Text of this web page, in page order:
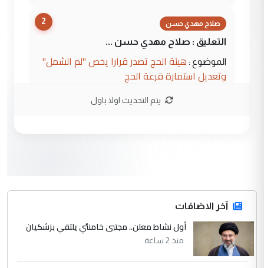
2 صلاح مهدي حسن
التعليق : صلاح مهدي حسن ...
الموضوع : هيئة الحج تصدر قرارا يخص "لم الشمل"
وتعديل استمارة قرعة الحج
المشترك لا تستهدف أية دولة ومفتوحة لانضمام
الدول الشقيقة
4 يوسف غزوان عصمت
التعليق : بكالوريوس فيزياء طبية متزوج و
يتم التحديث اولا باول
آخر الاضافات
أول نشاط معلن.. مجتبى خامنئي يلتقي بزشكيان
منذ 2 ساعة